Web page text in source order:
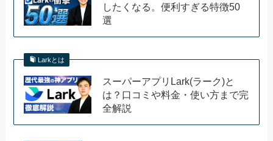
したくなる。便利すぎる特徴50
選
Larkとは
スーパーアプリLark(ラーク)と
は？口コミや料金・使い方まで完
全解説